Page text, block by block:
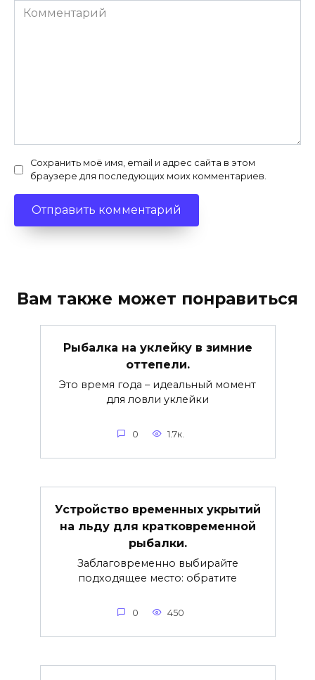
Комментарий
Сохранить моё имя, email и адрес сайта в этом
браузере для последующих моих комментариев.
Вам также может понравиться
Рыбалка на уклейку в зимние
оттепели.
Это время года – идеальный момент
для ловли уклейки
0 1.7к.
Устройство временных укрытий
на льду для кратковременной
рыбалки.
Заблаговременно выбирайте
подходящее место: обратите
0 450